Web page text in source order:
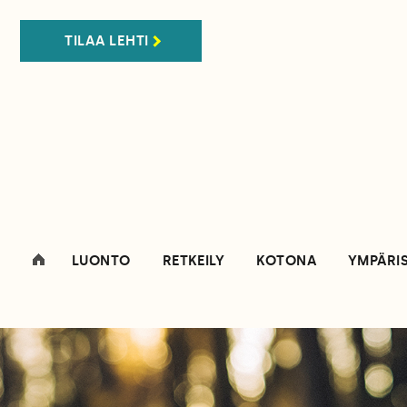
TILAA LEHTI
LUONTO RETKEILY KOTONA